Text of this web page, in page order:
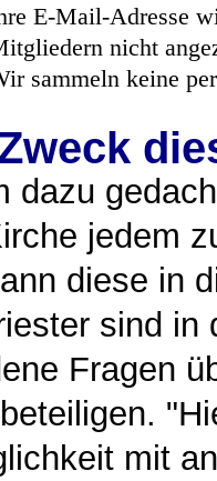
E-Mail-Adresse
nicht
sammeln keine
dazu
jedem
diese in
sind in
Fragen
mit